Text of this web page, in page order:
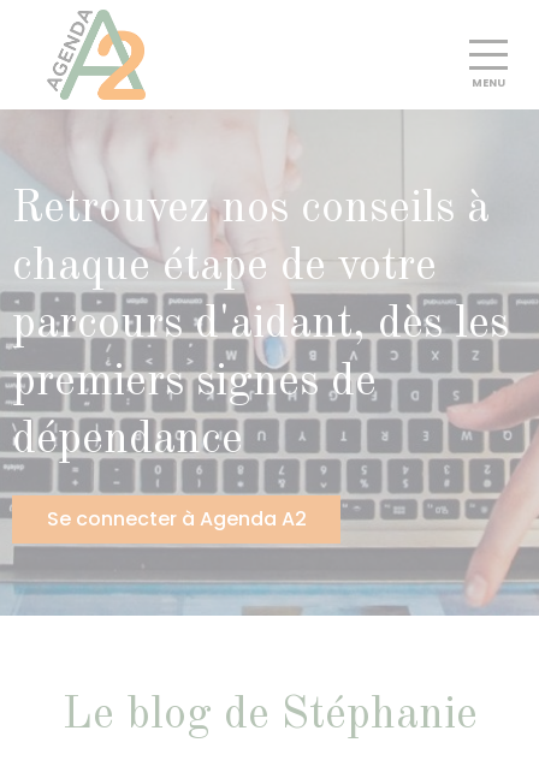
Découvrir
Essayer gratuitement
Pourquoi choisir Agenda A2
Tarifs
Presse
Pros
Se connecter
Nous contacter
Retrouvez nos conseils à
chaque étape de votre
parcours d'aidant, dès les
premiers signes de
dépendance
Se connecter à Agenda A2
Le blog de Stéphanie